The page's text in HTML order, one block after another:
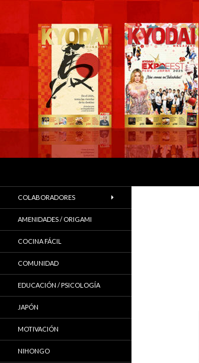
COLABORADORES
AMENIDADES / ORIGAMI
COCINA FÁCIL
COMUNIDAD
EDUCACIÓN / PSICOLOGÍA
JAPÓN
MOTIVACIÓN
NIHONGO